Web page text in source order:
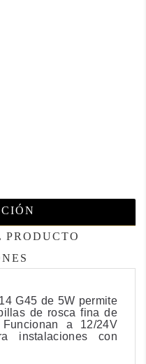
G45 de 5W permite
de rosca fina de
Funcionan a 12/24V
instalaciones con